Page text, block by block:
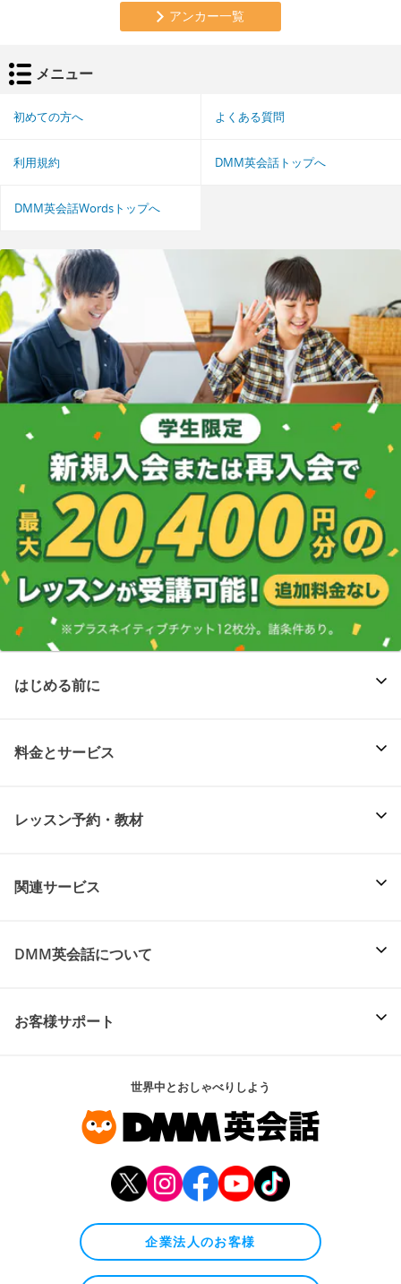
アンカー一覧
メニュー
初めての方へ よくある質問
利用規約 DMM英会話トップへ
DMM英会話Wordsトップへ
はじめる前に
料金とサービス
レッスン予約・教材
関連サービス
DMM英会話について
お客様サポート
世界中とおしゃべりしよう
企業法人のお客様